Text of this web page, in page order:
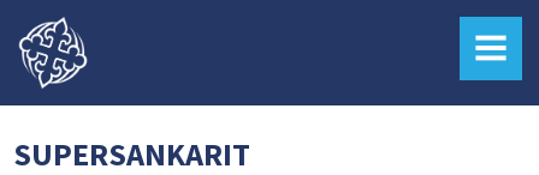
MENU
SUPERSANKARIT